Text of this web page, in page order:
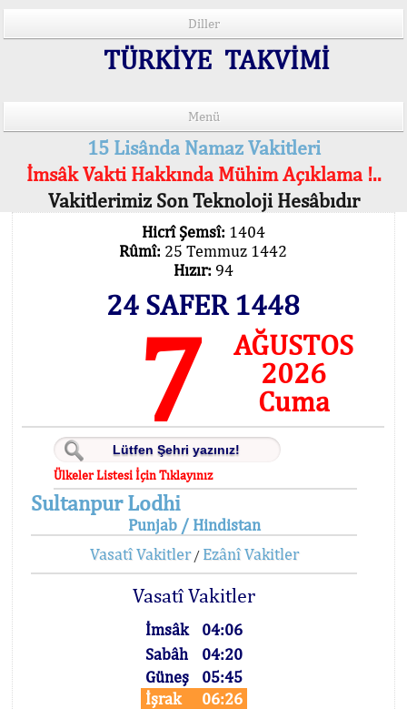
Diller
TÜRKİYE TAKVİMİ
Menü
15 Lisânda Namaz Vakitleri
İmsâk Vakti Hakkında Mühim Açıklama !..
Vakitlerimiz Son Teknoloji Hesâbıdır
Hicrî Şemsî: 1404
Rûmî: 25 Temmuz 1442
Hızır: 94
24 SAFER 1448
7
AĞUSTOS
2026
Cuma
Ülkeler Listesi İçin Tıklayınız
Sultanpur Lodhi
Punjab / Hindistan
Vasatî Vakitler/ Ezânî Vakitler
Vasatî Vakitler
İmsâk
04:06
Sabâh
04:20
Güneş
05:45
İşrak
06:26